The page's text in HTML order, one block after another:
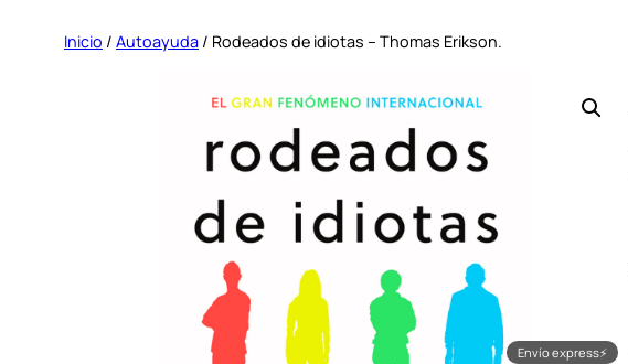
Inicio / Autoayuda / Rodeados de idiotas – Thomas Erikson.
Envío express⚡